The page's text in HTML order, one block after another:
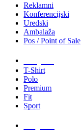
Reklamni
Konferencijski
Uredski
Ambalaža
Pos / Point of Sale
T-Shirt
Polo
Premium
Fit
Sport